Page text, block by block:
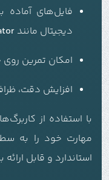
فایل‌های آماده
دیجیتال مانند
امکان تمرین
افزایش دقت،
با استفاده از
مهارت خود را به
استاندارد و قابل